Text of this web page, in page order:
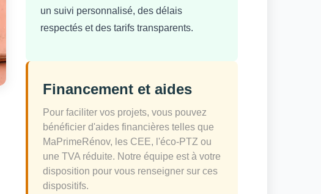
un suivi personnalisé, des délais
respectés et des tarifs transparents.
Financement et aides
Pour faciliter vos projets, vous pouvez
bénéficier d'aides financières telles que
MaPrimeRénov, les CEE, l'éco-PTZ ou
une TVA réduite. Notre équipe est à votre
disposition pour vous renseigner sur ces
dispositifs.